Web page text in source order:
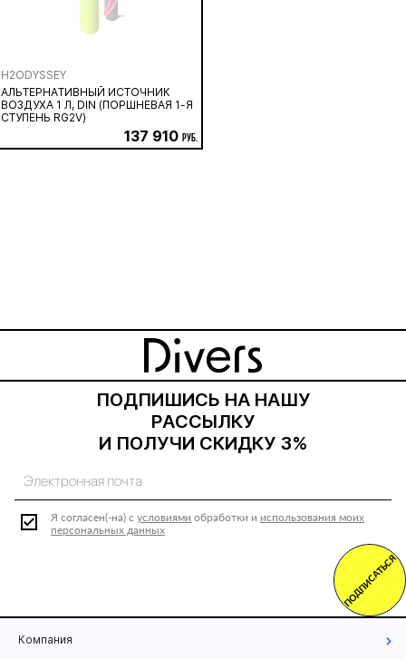
H2ODYSSEY
АЛЬТЕРНАТИВНЫЙ ИСТОЧНИК
ВОЗДУХА 1 Л, DIN (ПОРШНЕВАЯ 1-Я
СТУПЕНЬ RG2V)
137 910 руб.
ПОДПИШИСЬ НА НАШУ
РАССЫЛКУ
И ПОЛУЧИ СКИДКУ 3%
Я согласен(-на) с условиями обработки и использования моих
персональных данных
ПОДПИСАТЬСЯ
Компания